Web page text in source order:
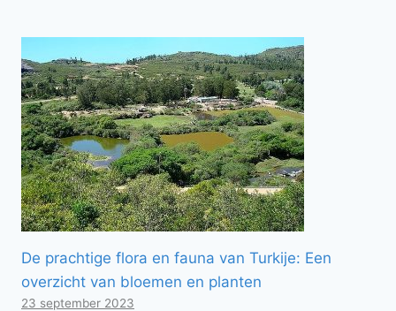
De prachtige flora en fauna van Turkije: Een
overzicht van bloemen en planten
23 september 2023